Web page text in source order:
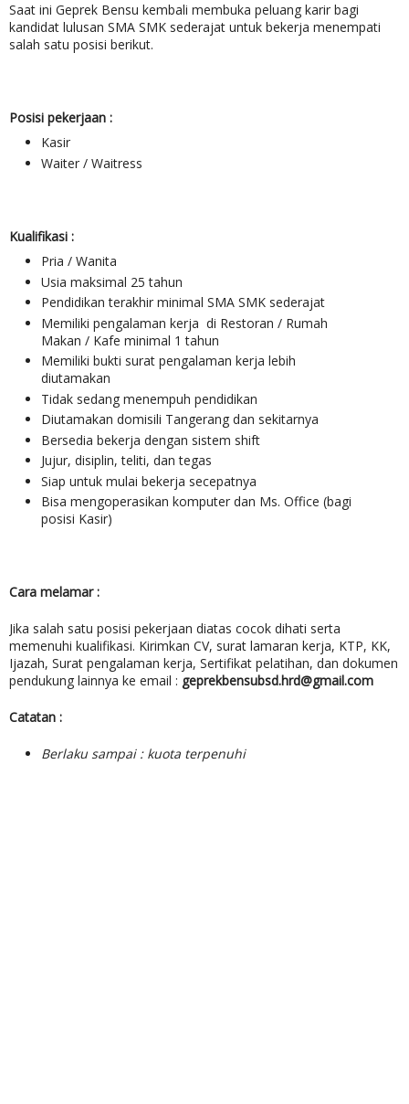
Saat ini Geprek Bensu kembali membuka peluang karir bagi
kandidat lulusan SMA SMK sederajat untuk bekerja menempati
salah satu posisi berikut.
Posisi pekerjaan :
Kasir
Waiter / Waitress
Kualifikasi :
Pria / Wanita
Usia maksimal 25 tahun
Pendidikan terakhir minimal SMA SMK sederajat
Memiliki pengalaman kerja di Restoran / Rumah
Makan / Kafe minimal 1 tahun
Memiliki bukti surat pengalaman kerja lebih
diutamakan
Tidak sedang menempuh pendidikan
Diutamakan domisili Tangerang dan sekitarnya
Bersedia bekerja dengan sistem shift
Jujur, disiplin, teliti, dan tegas
Siap untuk mulai bekerja secepatnya
Bisa mengoperasikan komputer dan Ms. Office (bagi
posisi Kasir)
Cara melamar :
Jika salah satu posisi pekerjaan diatas cocok dihati serta
memenuhi kualifikasi. Kirimkan CV, surat lamaran kerja, KTP, KK,
Ijazah, Surat pengalaman kerja, Sertifikat pelatihan, dan dokumen
pendukung lainnya ke email : geprekbensubsd.hrd@gmail.com
Catatan :
Berlaku sampai : kuota terpenuhi